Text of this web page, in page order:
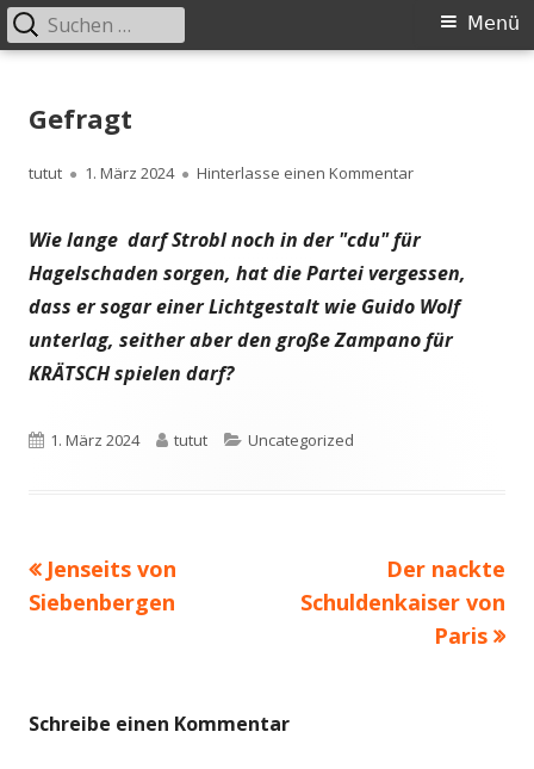
zum
Primäres
Menü
Suchen
nach:
Gefragt
Autor
tutut
Veröffentlicht
1. März 2024 Hinterlasse einen Kommentarzu Gefragt
Wie lange darf Strobl noch in der "cdu" für
Hagelschaden sorgen, hat die Partei vergessen,
dass er sogar einer Lichtgestalt wie Guido Wolf
unterlag, seither aber den große Zampano für
KRÄTSCH spielen darf?
Veröffentlicht
1. März 2024 Autor
tutut Kategorien
Uncategorized
Beitragsnavigation
Vorheriger
Beitrag:
Jenseits von
Siebenbergen
Nächster
Beitrag
Der nackte
Schuldenkaiser von
Paris
Schreibe einen Kommentar